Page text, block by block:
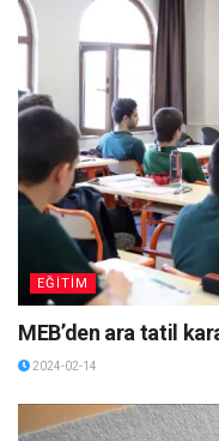
EĞİTİM
MEB’den ara tatil
2024-02-14